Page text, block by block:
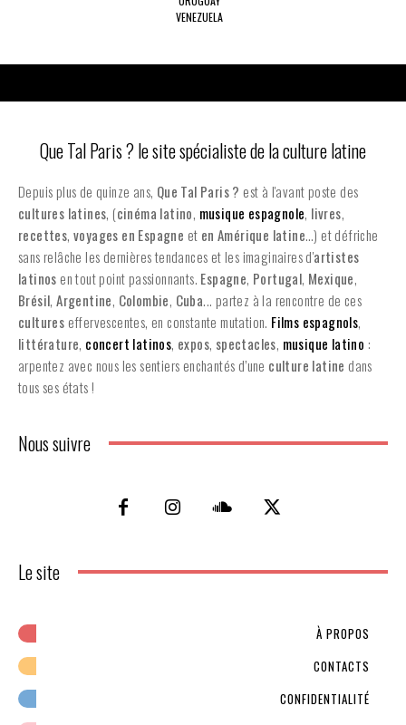
VENEZUELA
Que Tal Paris ? le site spécialiste de la culture latine
Depuis plus de quinze ans, Que Tal Paris ? est à l'avant poste des
cultures latines, (cinéma latino, musique espagnole, livres,
recettes,voyages en Espagne et en Amérique latine…) et défriche
sans relâche les dernières tendances et les imaginaires d'artistes
latinos en tout point passionnants. Espagne, Portugal, Mexique,
Brésil,Argentine, Colombie, Cuba... partez à la rencontre de ces
cultures effervescentes, en constante mutation. Films espagnols,
littérature, concert latinos, expos, spectacles, musique latino :
arpentez avec nous les sentiers enchantés d’une culture latine dans
tous ses états !
Nous suivre
Le site
À PROPOS
CONTACTS
CONFIDENTIALITÉ